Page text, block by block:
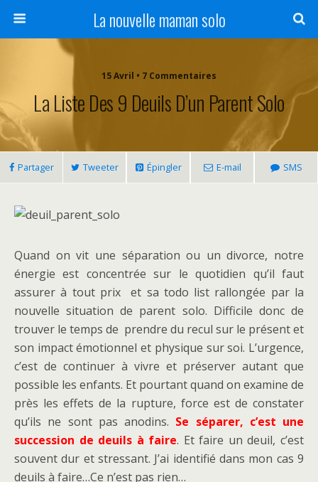
La nouvelle maman solo
15 Avril • 7 Commentaires
La Liste Des 9 Deuils D’un Parent Solo
Partager Tweeter Épingler E-mail SMS
Quand on vit une séparation ou un divorce, notre
énergie est concentrée sur le quotidien qu’il faut
assurer à tout prix et sa todo list rallongée par la
nouvelle situation de parent solo. Difficile donc de
trouver le temps de prendre du recul sur le présent et
son impact émotionnel et physique sur soi. L’urgence,
c’est de continuer à vivre et préserver autant que
possible les enfants. Et pourtant quand on examine de
près les effets de la rupture, force est de constater
qu’ils ne sont pas anodins. Se séparer, c’est une
succession de deuils à faire. Et faire un deuil, c’est
souvent dur et stressant. J’ai identifié dans mon cas 9
deuils à faire…Ce n’est pas rien…